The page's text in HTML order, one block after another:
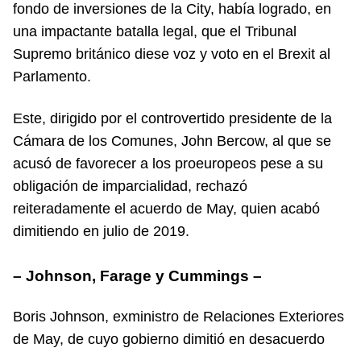
fondo de inversiones de la City, había logrado, en
una impactante batalla legal, que el Tribunal
Supremo británico diese voz y voto en el Brexit al
Parlamento.
Este, dirigido por el controvertido presidente de la
Cámara de los Comunes, John Bercow, al que se
acusó de favorecer a los proeuropeos pese a su
obligación de imparcialidad, rechazó
reiteradamente el acuerdo de May, quien acabó
dimitiendo en julio de 2019.
– Johnson, Farage y Cummings –
Boris Johnson, exministro de Relaciones Exteriores
de May, de cuyo gobierno dimitió en desacuerdo